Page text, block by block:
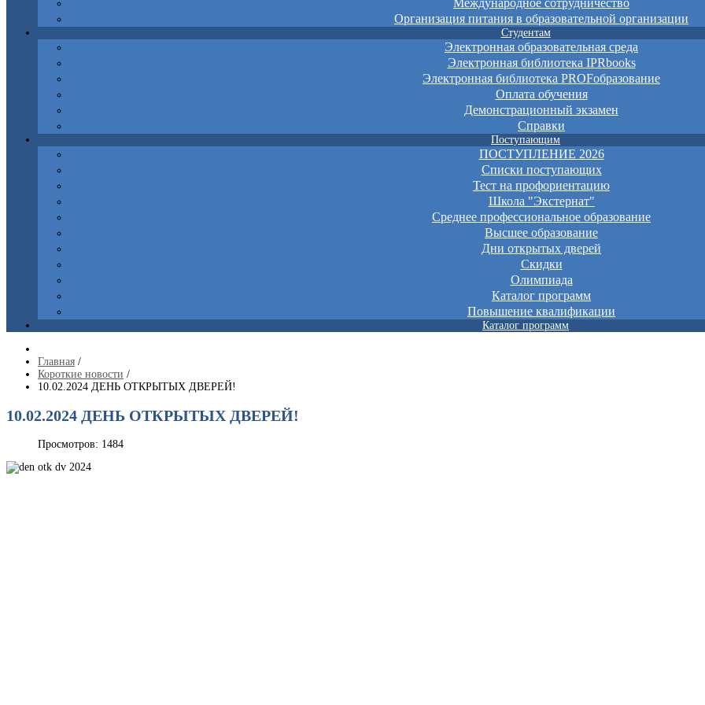
Организация питания в образовательной организации
Студентам
Электронная образовательная среда
Электронная библиотека IPRbooks
Электронная библиотека PROFобразование
Оплата обучения
Демонстрационный экзамен
Справки
Поступающим
ПОСТУПЛЕНИЕ 2026
Списки поступающих
Тест на профориентацию
Школа "Экстернат"
Среднее профессиональное образование
Высшее образование
Дни открытых дверей
Скидки
Олимпиада
Каталог программ
Повышение квалификации
Каталог программ
Главная /
Короткие новости /
10.02.2024 ДЕНЬ ОТКРЫТЫХ ДВЕРЕЙ!
10.02.2024 ДЕНЬ ОТКРЫТЫХ ДВЕРЕЙ!
Просмотров: 1484